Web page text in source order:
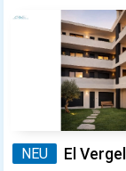
NEU El Vergel